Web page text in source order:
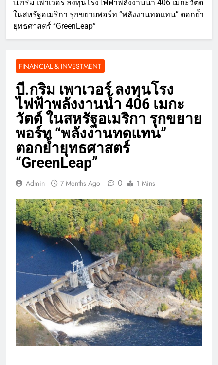
บี.กริม เพาเวอร์ ลงทุนโรงไฟฟ้าพลังงานน้ำ 406 เมกะวัตต์
ในสหรัฐอเมริกา รุกขยายพอร์ท “พลังงานทดแทน” ตอกย้ำ
ยุทธศาสตร์ “GreenLeap”
FINANCIAL & INVESTMENT
บี.กริม เพาเวอร์ ลงทุนโรง
ไฟฟ้าพลังงานน้ำ 406 เมกะ
วัตต์ ในสหรัฐอเมริกา รุกขยาย
พอร์ท “พลังงานทดแทน”
ตอกย้ำยุทธศาสตร์
“GreenLeap”
Admin 7 Months Ago 0 1 Mins